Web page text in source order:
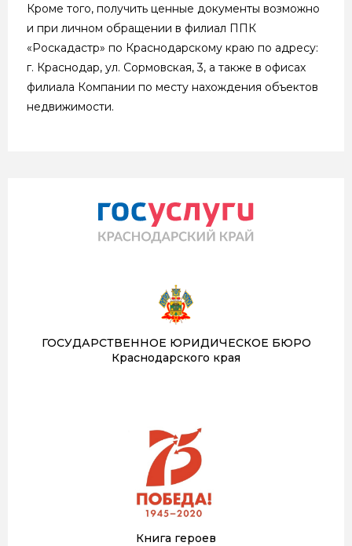
Кроме того, получить ценные документы возможно
и при личном обращении в филиал ППК
«Роскадастр» по Краснодарскому краю по адресу:
г. Краснодар, ул. Сормовская, 3, а также в офисах
филиала Компании по месту нахождения объектов
недвижимости.
ГОСУДАРСТВЕННОЕ ЮРИДИЧЕСКОЕ БЮРО
Краснодарского края
Книга героев